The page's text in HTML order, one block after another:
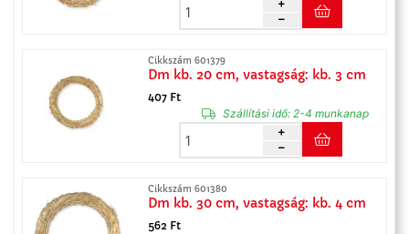
Cikkszám 601379
Dm kb. 20 cm, vastagság: kb. 3 cm
407 Ft
Szállítási idő:2-4 munkanap
Cikkszám 601380
Dm kb. 30 cm, vastagság: kb. 4 cm
562 Ft